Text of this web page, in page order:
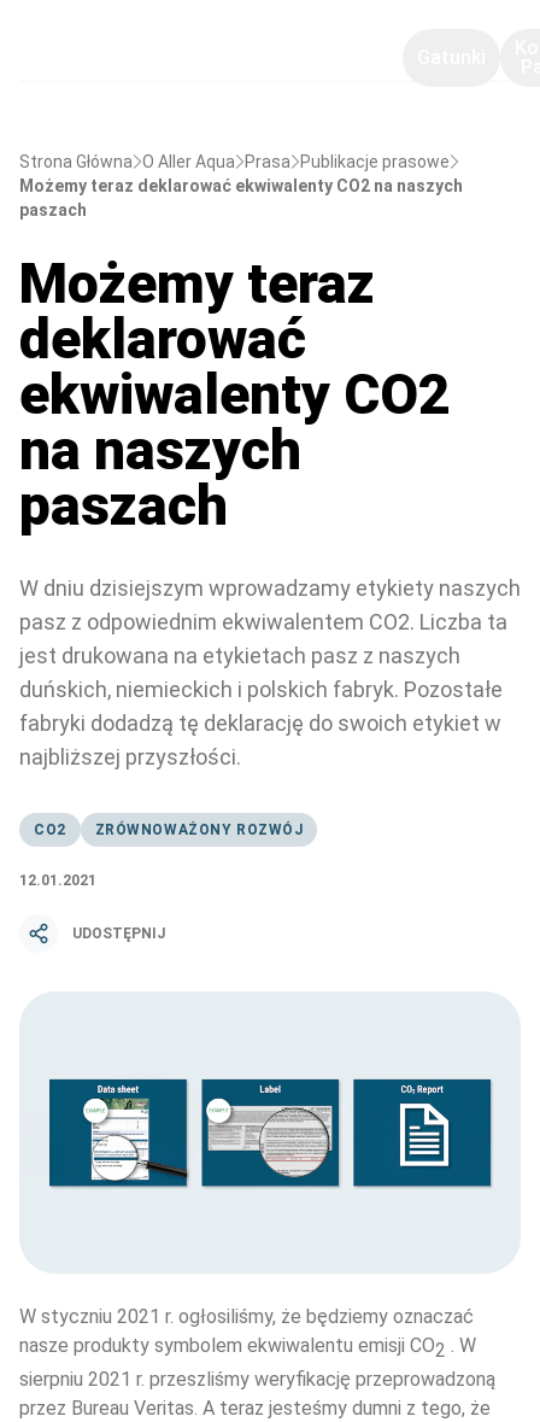
Strona Główna O Aller Aqua Prasa
Publikacje prasowe
Możemy teraz deklarować ekwiwalenty CO2 na naszych
paszach
CO2 ZRÓWNOWAŻONY ROZWÓJ
12.01.2021
UDOSTĘPNIJ
Możemy teraz
deklarować
ekwiwalenty CO2
na naszych
paszach
W dniu dzisiejszym wprowadzamy etykiety naszych
pasz z odpowiednim ekwiwalentem CO2. Liczba ta
jest drukowana na etykietach pasz z naszych
duńskich, niemieckich i polskich fabryk. Pozostałe
fabryki dodadzą tę deklarację do swoich etykiet w
najbliższej przyszłości.
W styczniu 2021 r. ogłosiliśmy, że będziemy oznaczać
nasze produkty symbolem ekwiwalentu emisji CO2 . W
sierpniu 2021 r. przeszliśmy weryfikację przeprowadzoną
przez Bureau Veritas. A teraz jesteśmy dumni z tego, że